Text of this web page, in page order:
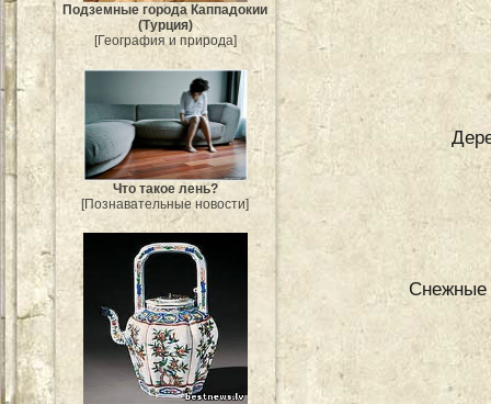
Подземные города Каппадокии
(Турция)
[География и природа]
Что такое лень?
[Познавательные новости]
Снежные